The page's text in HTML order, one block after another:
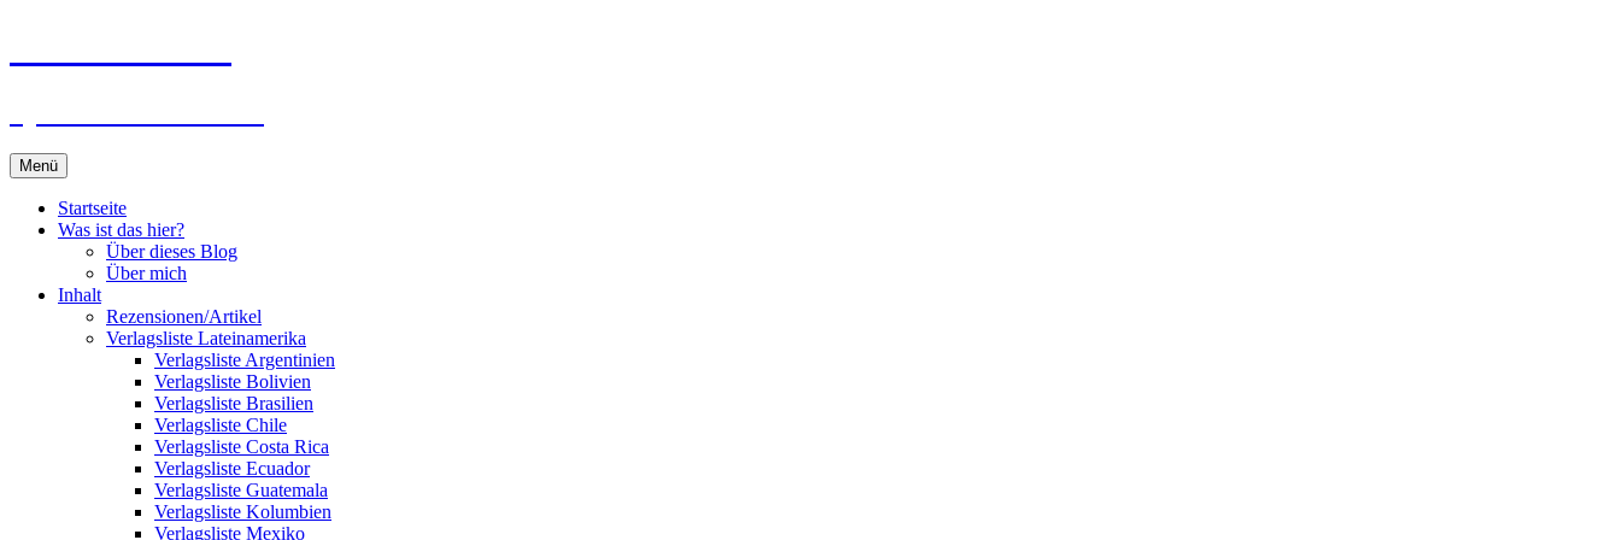
Menü
Startseite
Was ist das hier?
Über dieses Blog
Über mich
Inhalt
Rezensionen/Artikel
Verlagsliste Lateinamerika
Verlagsliste Argentinien
Verlagsliste Bolivien
Verlagsliste Brasilien
Verlagsliste Chile
Verlagsliste Costa Rica
Verlagsliste Ecuador
Verlagsliste Guatemala
Verlagsliste Kolumbien
Verlagsliste Mexiko